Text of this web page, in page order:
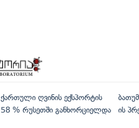
ქართული ღვინის ექსპორტის
58 % რუსეთში განხორციელდა
ის